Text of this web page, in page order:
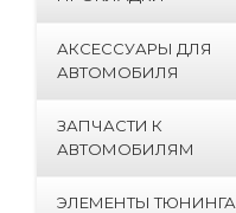
АКСЕССУАРЫ ДЛЯ
АВТОМОБИЛЯ
ЗАПЧАСТИ К
АВТОМОБИЛЯМ
ЭЛЕМЕНТЫ ТЮНИНГА